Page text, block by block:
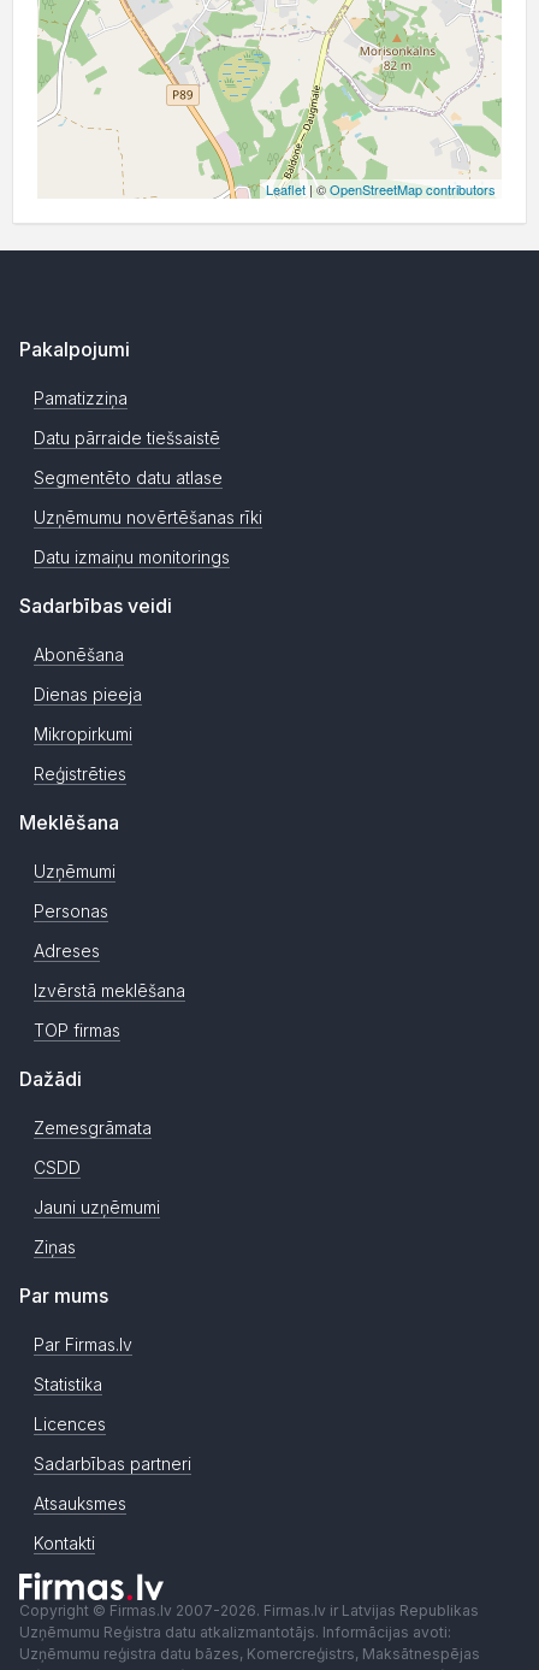
Leaflet| ©OpenStreetMap contributors
Pakalpojumi
Pamatizziņa
Datu pārraide tiešsaistē
Segmentēto datu atlase
Uzņēmumu novērtēšanas rīki
Datu izmaiņu monitorings
Sadarbības veidi
Abonēšana
Dienas pieeja
Mikropirkumi
Reģistrēties
Meklēšana
Uzņēmumi
Personas
Adreses
Izvērstā meklēšana
TOP firmas
Dažādi
Zemesgrāmata
CSDD
Jauni uzņēmumi
Ziņas
Par mums
Par Firmas.lv
Statistika
Licences
Sadarbības partneri
Atsauksmes
Kontakti
Copyright © Firmas.lv 2007-2026. Firmas.lv ir Latvijas Republikas
Uzņēmumu Reģistra datu atkalizmantotājs. Informācijas avoti:
Uzņēmumu reģistra datu bāzes, Komercreģistrs, Maksātnespējas